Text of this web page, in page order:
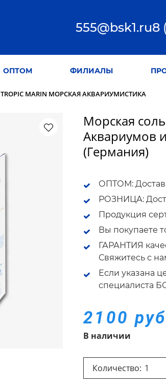
555@bsk1.ru8
ОПТОМ ФИЛИАЛЫ
TROPIC MARIN МОРСКАЯ АКВАРИУМИСТИКА
Морская
Аквариумов
(Германия)
ОПТОМ:
РОЗНИЦА:
Продукция
Вы покупаете
ГАРАНТИЯ
Свяжитесь с
Если указана
специалиста
2100
В наличии
Количество: